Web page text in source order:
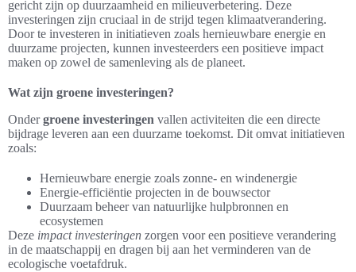
gericht zijn op duurzaamheid en milieuverbetering. Deze
investeringen zijn cruciaal in de strijd tegen klimaatverandering.
Door te investeren in initiatieven zoals hernieuwbare energie en
duurzame projecten, kunnen investeerders een positieve impact
maken op zowel de samenleving als de planeet.
Wat zijn groene investeringen?
Ondergroene investeringen vallen activiteiten die een directe
bijdrage leveren aan een duurzame toekomst. Dit omvat initiatieven
zoals:
Hernieuwbare energie zoals zonne- en windenergie
Energie-efficiëntie projecten in de bouwsector
Duurzaam beheer van natuurlijke hulpbronnen en
ecosystemen
Deze impact investeringen zorgen voor een positieve verandering
in de maatschappij en dragen bij aan het verminderen van de
ecologische voetafdruk.